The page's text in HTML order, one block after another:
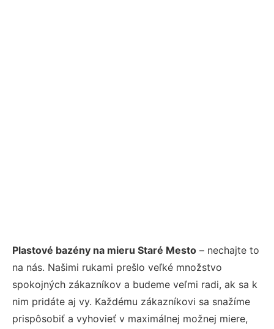
Plastové bazény na mieru Staré Mesto – nechajte to
na nás. Našimi rukami prešlo veľké množstvo
spokojných zákazníkov a budeme veľmi radi, ak sa k
nim pridáte aj vy. Každému zákazníkovi sa snažíme
prispôsobiť a vyhovieť v maximálnej možnej miere,